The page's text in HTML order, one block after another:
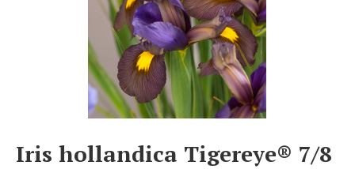
Iris hollandica Tigereye® 7/8